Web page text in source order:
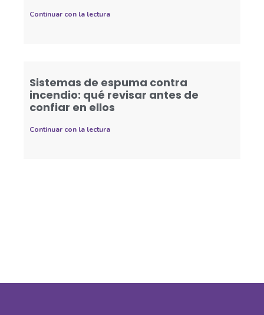
Continuar con la lectura
Sistemas de espuma contra
incendio: qué revisar antes de
confiar en ellos
Continuar con la lectura